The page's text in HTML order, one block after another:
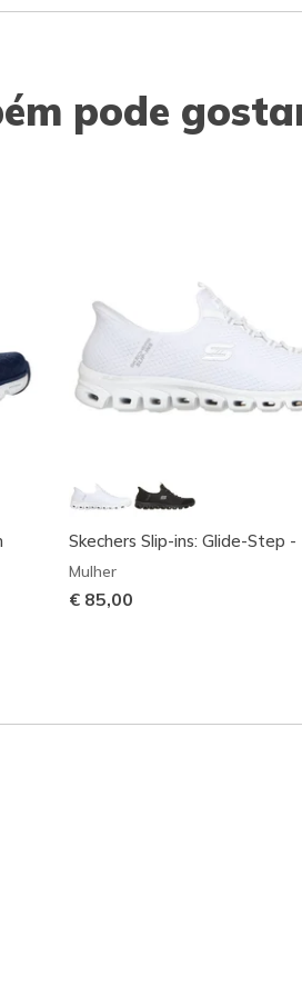
pode
Skechers Slip-ins: Glide-Step -
Mulher
€ 85,00